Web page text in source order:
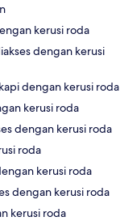
kerusi roda
dengan kerusi
dengan kerusi roda
kerusi roda
dengan kerusi roda
roda
kerusi roda
dengan kerusi roda
kerusi roda